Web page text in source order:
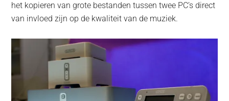
het kopieren van grote bestanden tussen twee PC’s direct
van invloed zijn op de kwaliteit van de muziek.